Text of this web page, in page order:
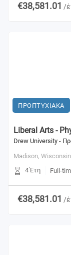
€38,581.01 /
ΠΡΟΠΤΥΧΙΑΚΑ
Liberal Arts -
Drew University -
Madison,
4 Έτη
Full-
€38,581.01 /